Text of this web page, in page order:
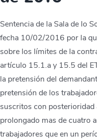
Sentencia de la Sala de lo
fecha 10/02/2016 por la
sobre los límites de la
artículo 15.1.a y 15.5 del
la pretensión del
pretensión de los
suscritos con
prolongado mas de cuatro
trabajadores que en un